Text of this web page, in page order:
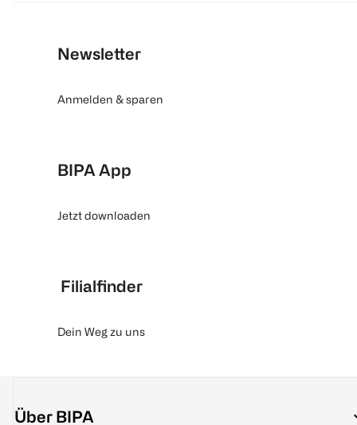
Newsletter
Anmelden & sparen
BIPA App
Jetzt downloaden
Filialfinder
Dein Weg zu uns
Über BIPA